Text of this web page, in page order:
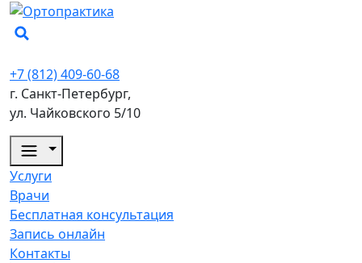
+7 (812) 409-60-68
г. Санкт-Петербург,
ул. Чайковского 5/10
Услуги
Врачи
Бесплатная консультация
Запись онлайн
Контакты